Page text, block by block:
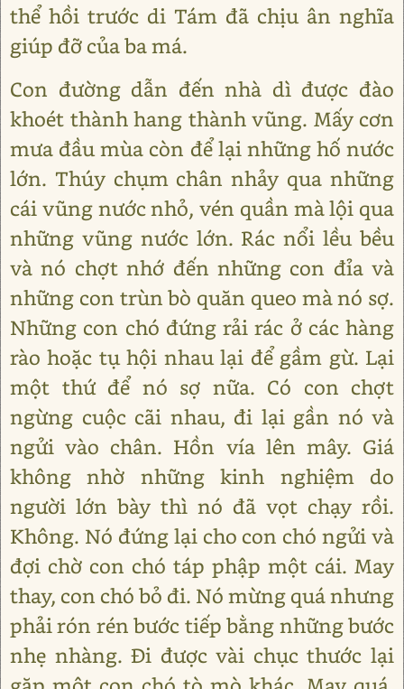
thể hồi trước di Tám đã chịu ân nghĩa
giúp đỡ của ba má.
Con đường dẫn đến nhà dì được đào
khoét thành hang thành vũng. Mấy cơn
mưa đầu mùa còn để lại những hố nước
lớn. Thúy chụm chân nhảy qua những
cái vũng nước nhỏ, vén quần mà lội qua
những vũng nước lớn. Rác nổi lều bều
và nó chợt nhớ đến những con đỉa và
những con trùn bò quăn queo mà nó sợ.
Những con chó đứng rải rác ở các hàng
rào hoặc tụ hội nhau lại để gầm gừ. Lại
một thứ để nó sợ nữa. Có con chợt
ngừng cuộc cãi nhau, đi lại gần nó và
ngửi vào chân. Hồn vía lên mây. Giá
không nhờ những kinh nghiệm do
người lớn bày thì nó đã vọt chạy rồi.
Không. Nó đứng lại cho con chó ngửi và
đợi chờ con chó táp phập một cái. May
thay, con chó bỏ đi. Nó mừng quá nhưng
phải rón rén bước tiếp bằng những bước
nhẹ nhàng. Đi được vài chục thước lại